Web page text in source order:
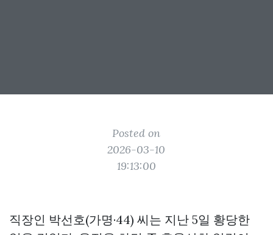
Posted on
2026-03-10
19:13:00
직장인 박선호(가명·44) 씨는 지난 5일 황당한